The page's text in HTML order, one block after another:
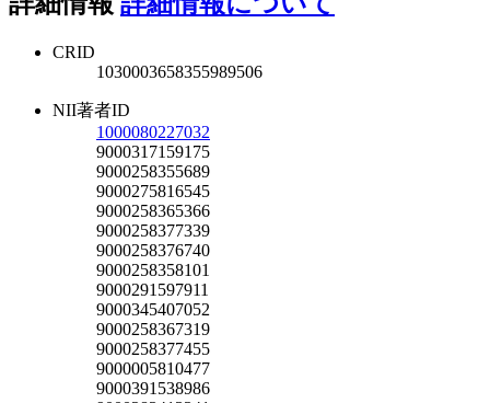
CRID
1030003658355989506
NII著者ID
1000080227032
9000317159175
9000258355689
9000275816545
9000258365366
9000258377339
9000258376740
9000258358101
9000291597911
9000345407052
9000258367319
9000258377455
9000005810477
9000391538986